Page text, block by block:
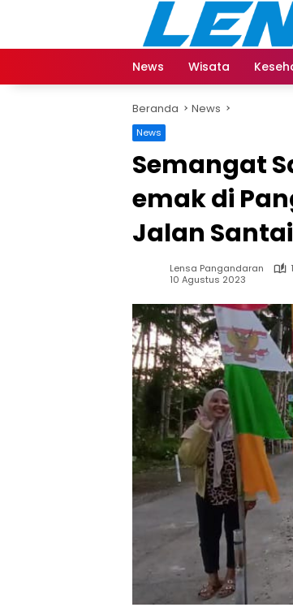
News
Wisata
Beranda News
News
Semangat
emak di
Jalan Santai
Lensa Pangandaran
10 Agustus 2023